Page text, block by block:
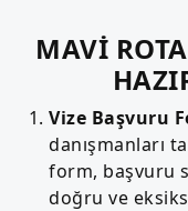
MAVİ
Vize Başvuru
danışmanları
form, başvuru
doğru ve